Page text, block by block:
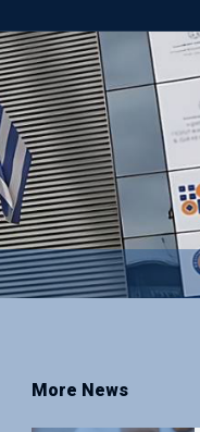
More News